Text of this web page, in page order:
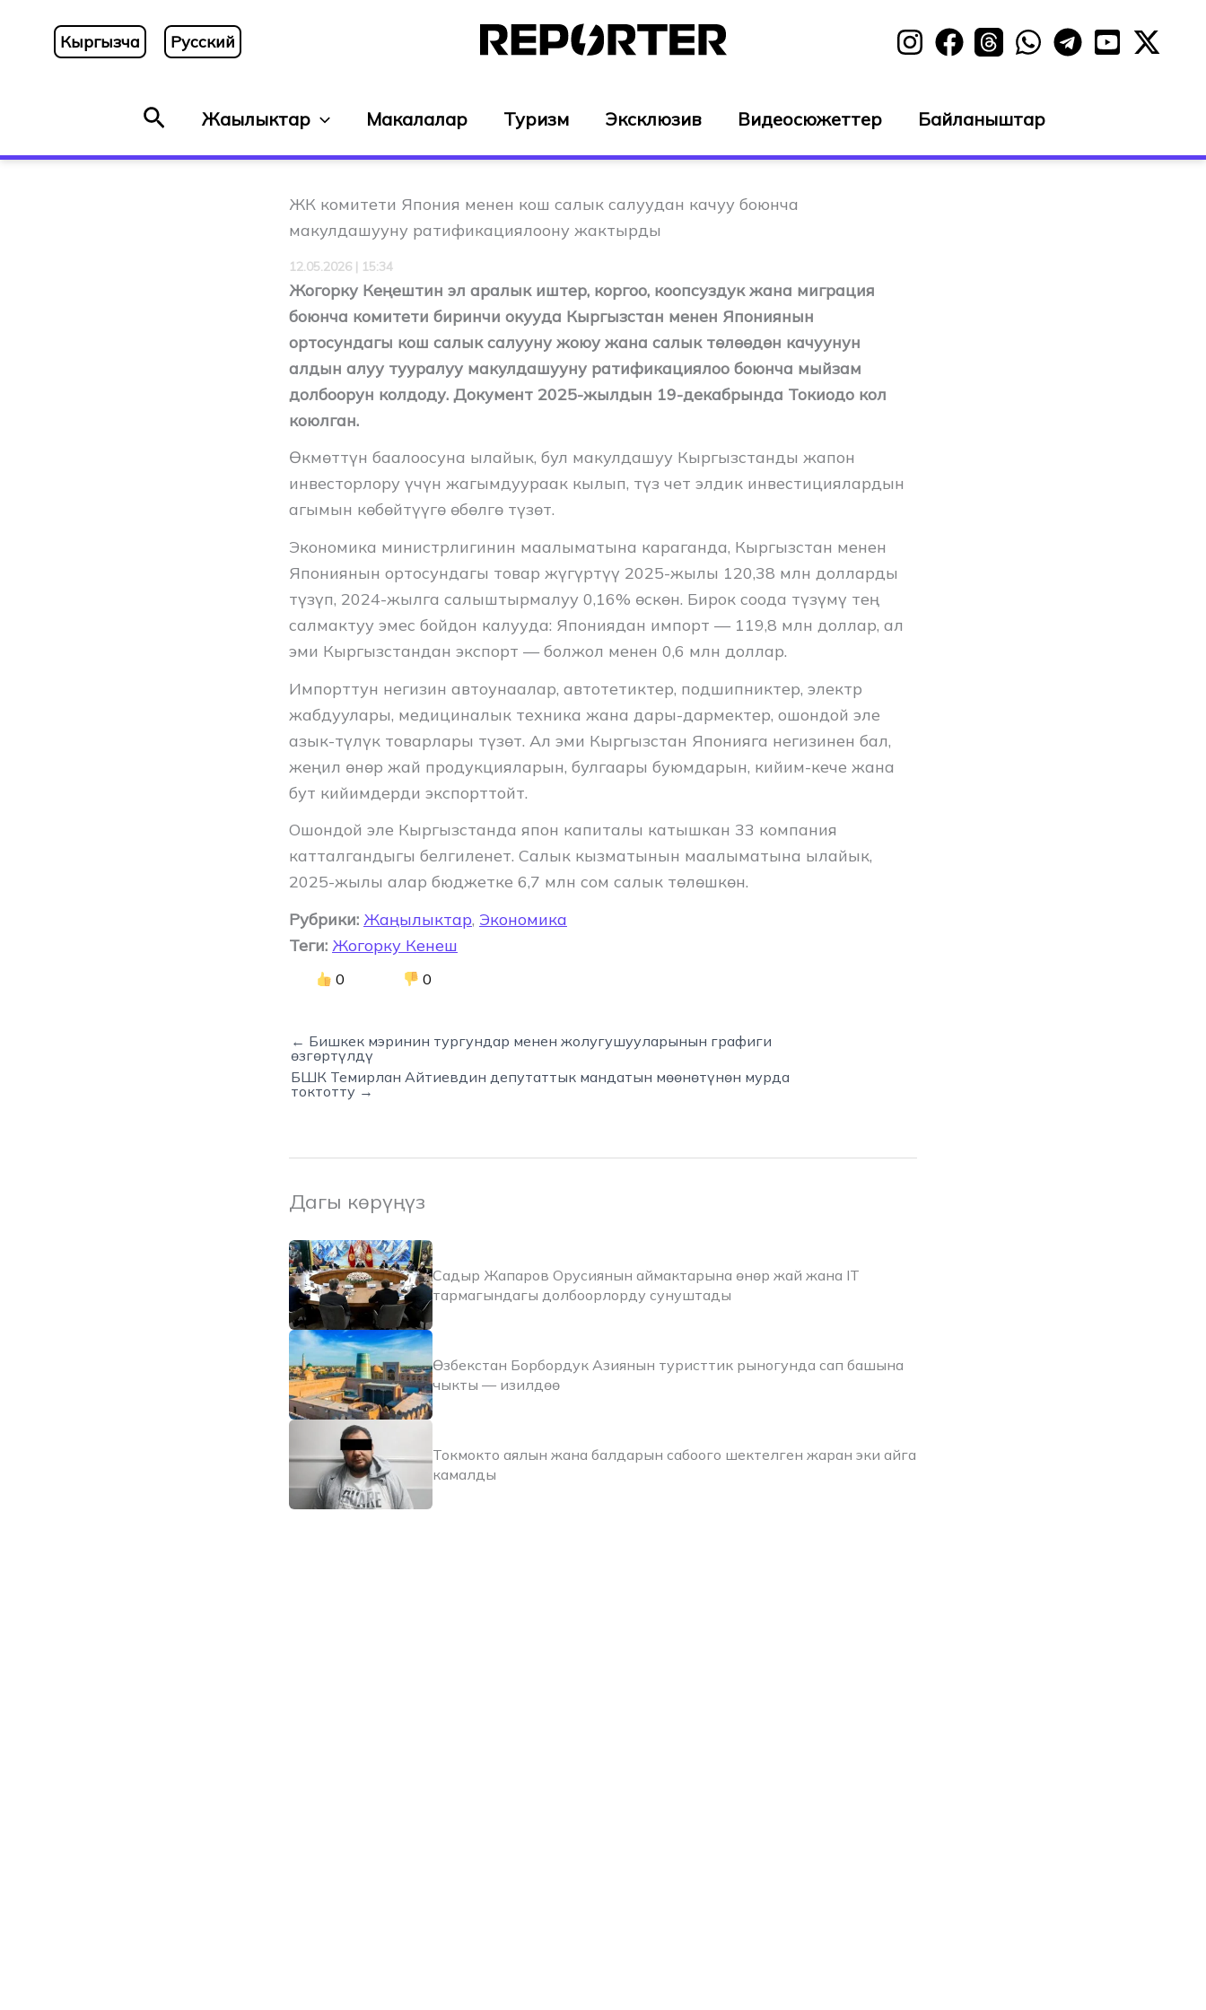
content
Кыргызча Русский
SearchЖаңылыктар Макалалар Туризм Эксклюзив Видеосюжеттер Байланыштар
ЖК комитети Япония менен кош салык салуудан качуу боюнча
макулдашууну ратификациялоону жактырды
12.05.2026 | 15:34
Жогорку Кеңештин эл аралык иштер, коргоо, коопсуздук жана миграция
боюнча комитети биринчи окууда Кыргызстан менен Япониянын
ортосундагы кош салык салууну жоюу жана салык төлөөдөн качуунун
алдын алуу тууралуу макулдашууну ратификациялоо боюнча мыйзам
долбоорун колдоду. Документ 2025-жылдын 19-декабрында Токиодо кол
коюлган.
Өкмөттүн баалоосуна ылайык, бул макулдашуу Кыргызстанды жапон
инвесторлору үчүн жагымдуураак кылып, түз чет элдик инвестициялардын
агымын көбөйтүүгө өбөлгө түзөт.
Экономика министрлигинин маалыматына караганда, Кыргызстан менен
Япониянын ортосундагы товар жүгүртүү 2025-жылы 120,38 млн долларды
түзүп, 2024-жылга салыштырмалуу 0,16% өскөн. Бирок соода түзүмү тең
салмактуу эмес бойдон калууда: Япониядан импорт — 119,8 млн доллар, ал
эми Кыргызстандан экспорт — болжол менен 0,6 млн доллар.
Импорттун негизин автоунаалар, автотетиктер, подшипниктер, электр
жабдуулары, медициналык техника жана дары-дармектер, ошондой эле
азык-түлүк товарлары түзөт. Ал эми Кыргызстан Японияга негизинен бал,
жеңил өнөр жай продукцияларын, булгаары буюмдарын, кийим-кече жана
бут кийимдерди экспорттойт.
Ошондой эле Кыргызстанда япон капиталы катышкан 33 компания
катталгандыгы белгиленет. Салык кызматынын маалыматына ылайык,
2025-жылы алар бюджетке 6,7 млн сом салык төлөшкөн.
Рубрики: Жаңылыктар, Экономика
Теги: Жогорку Кенеш
0 0
← Бишкек мэринин тургундар менен жолугушууларынын графиги
өзгөртүлдү
БШК Темирлан Айтиевдин депутаттык мандатын мөөнөтүнөн мурда
токтотту →
Дагы көрүңүз
Садыр Жапаров Орусиянын аймактарына өнөр жай жана IT
тармагындагы долбоорлорду сунуштады
Өзбекстан Борбордук Азиянын туристтик рыногунда сап башына
чыкты — изилдөө
Токмокто аялын жана балдарын сабоого шектелген жаран эки айга
камалды